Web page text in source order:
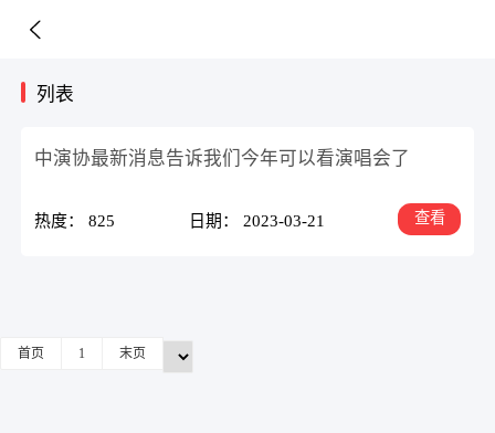
列表
中演协最新消息告诉我们今年可以看演唱会了
热度： 825 日期： 2023-03-21 查看
首页 1 末页